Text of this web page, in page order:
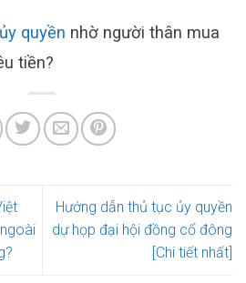
quyền nhờ người thân mua
tiền?
Hướng dẫn thủ tục ủy quyền
dự họp đại hội đồng cổ đông
[Chi tiết nhất]